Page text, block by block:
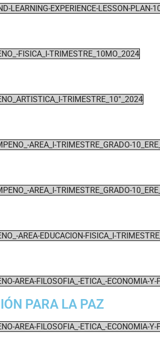
LEARNING-EXPERIENCE-LESSON-PLAN-
FISICA_I-TRIMESTRE_10MO_2024
TRIMESTRE_10°_2024
AREA_I-TRIMESTRE_GRADO-
AREA_I-TRIMESTRE_GRADO-
AREA-EDUCACION-FISICA_I-
AREA-FILOSOFIA_-ETICA_-ECONOMIA-
PARA LA PAZ
AREA-FILOSOFIA_-ETICA_-ECONOMIA-